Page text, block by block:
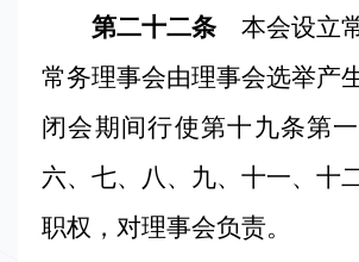
第二十二条 本会设立
常务理事会由理事会选举产
闭会期间行使第十九条第一
六、七、八、九、 十一、十
职权，对理事会负责。